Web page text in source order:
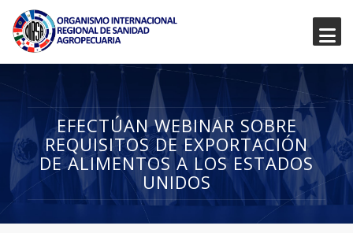
EFECTÚAN WEBINAR SOBRE
REQUISITOS DE EXPORTACIÓN
DE ALIMENTOS A LOS ESTADOS
UNIDOS